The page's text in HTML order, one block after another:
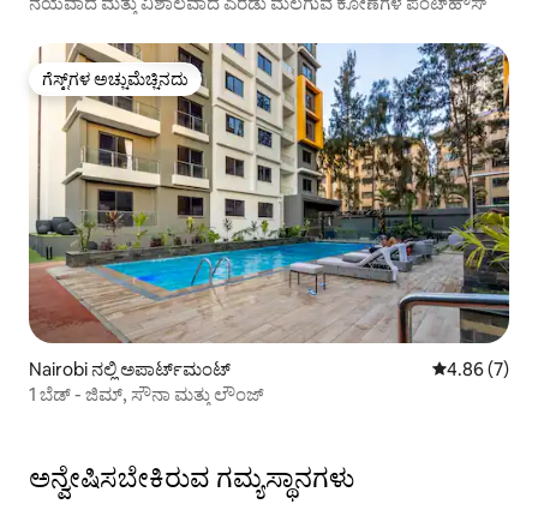
ಗೆಸ್ಟ್‌ಗಳ ಅಚ್ಚುಮೆಚ್ಚಿನದು
ಗೆಸ್ಟ್‌ಗಳ ಅಚ್ಚುಮೆಚ್ಚಿನದು
Nairobi ನಲ್ಲಿ ಅಪಾರ್ಟ್‌ಮಂಟ್ 5 ರಲ್ಲಿ 4.86
4.86 (7)
1 ಬೆಡ್ - ಜಿಮ್, ಸೌನಾ ಮತ್ತು ಲೌಂಜ್
ಅನ್ವೇಷಿಸಬೇಕಿರುವ ಗಮ್ಯಸ್ಥಾನಗಳು